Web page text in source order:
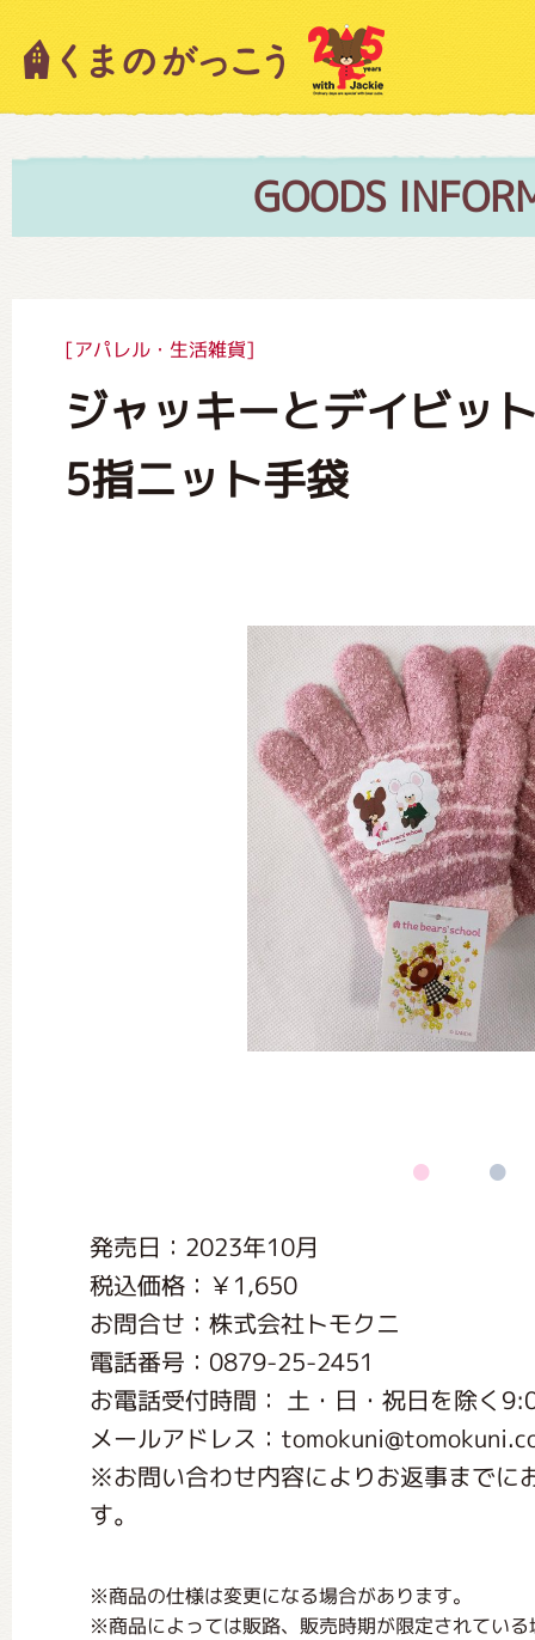
GOODS
[アパレル・生活雑貨]
ジャッキーとデイビッ
5指ニット手袋
発売日：2023年10月
税込価格：￥1,650
お問合せ：株式会社トモクニ
電話番号：0879-25-2451
お電話受付時間： 土・日・祝日を除く
メールアドレス：
※お問い合わせ内容によりお返事までに
す。
※商品の仕様は変更になる場合があります。
※商品によっては販路、販売時期が限定されてい
キャラクター紹介
絵本・作家紹介
グッズインフォメーション
ミュージカル・コンサート
おたのしみコンテンツ(クイズ・
チア ジャッキーズ！
くまのがっこう 家庭科部